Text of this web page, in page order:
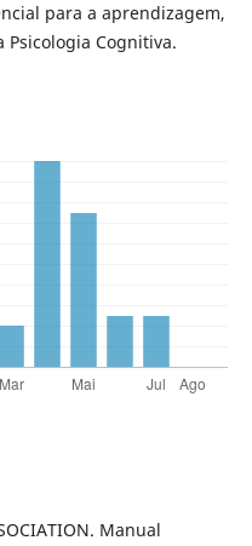
para a aprendizagem,
Cognitiva.
Manual